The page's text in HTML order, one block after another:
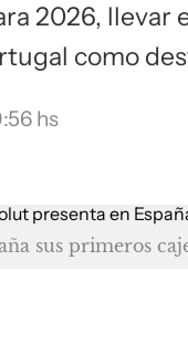
2026, llevar
como
hs
sus primeros